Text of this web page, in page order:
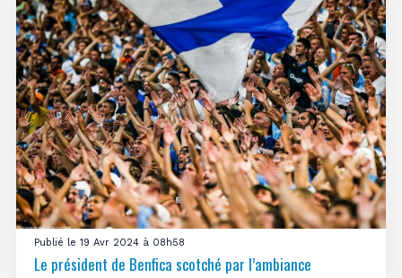
Publié le 19 Avr 2024 à 08h58
Le président de Benfica scotché par l’ambiance